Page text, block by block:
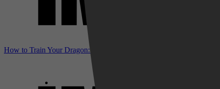
How to Train Your Dragon: Homecoming bij IMDb